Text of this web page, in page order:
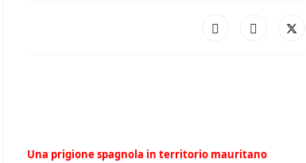
Una prigione spagnola in territorio mauritano